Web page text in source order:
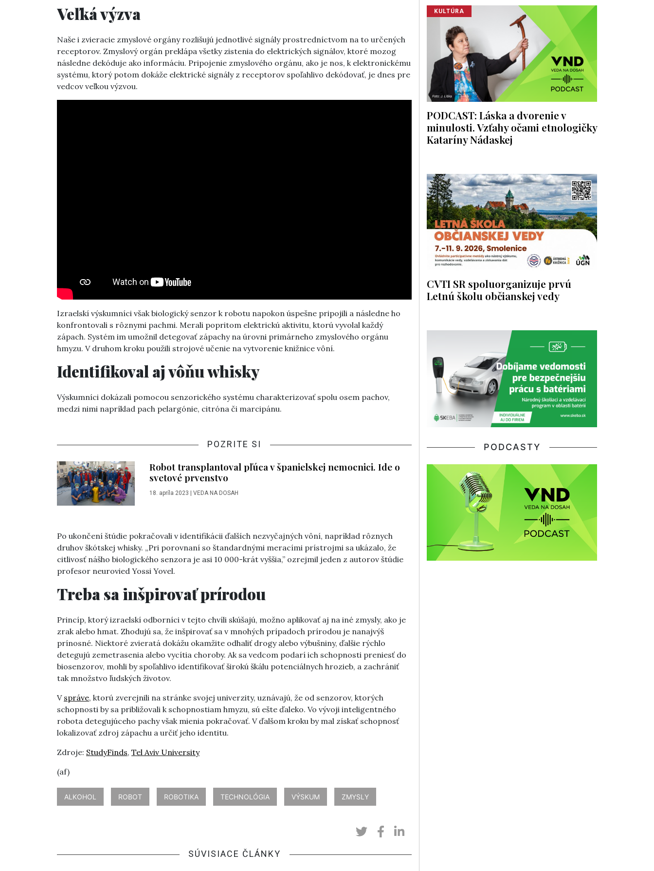
Veľká výzva
Naše i zvieracie zmyslové orgány rozlišujú jednotlivé signály prostredníctvom na to určených
receptorov. Zmyslový orgán preklápa všetky zistenia do elektrických signálov, ktoré mozog
následne dekóduje ako informáciu. Pripojenie zmyslového orgánu, ako je nos, k elektronickému
systému, ktorý potom dokáže elektrické signály z receptorov spoľahlivo dekódovať, je dnes pre
vedcov veľkou výzvou.
Izraelskí výskumníci však biologický senzor k robotu napokon úspešne pripojili a následne ho
konfrontovali s rôznymi pachmi. Merali popritom elektrickú aktivitu, ktorú vyvolal každý
zápach. Systém im umožnil detegovať zápachy na úrovni primárneho zmyslového orgánu
hmyzu. V druhom kroku použili strojové učenie na vytvorenie knižnice vôní.
Identifikoval aj vôňu whisky
Výskumníci dokázali pomocou senzorického systému charakterizovať spolu osem pachov,
medzi nimi napríklad pach pelargónie, citróna či marcipánu.
POZRITE SI
Robot transplantoval pľúca v španielskej nemocnici. Ide o
svetové prvenstvo
18. apríla 2023 VEDA NA DOSAH
Po ukončení štúdie pokračovali v identifikácii ďalších nezvyčajných vôní, napríklad rôznych
druhov škótskej whisky. „Pri porovnaní so štandardnými meracími prístrojmi sa ukázalo, že
citlivosť nášho biologického senzora je asi 10 000-krát vyššia,” ozrejmil jeden z autorov štúdie
profesor neurovied Yossi Yovel.
Treba sa inšpirovať prírodou
Princíp, ktorý izraelskí odborníci v tejto chvíli skúšajú, možno aplikovať aj na iné zmysly, ako je
zrak alebo hmat. Zhodujú sa, že inšpirovať sa v mnohých prípadoch prírodou je nanajvýš
prínosné. Niektoré zvieratá dokážu okamžite odhaliť drogy alebo výbušniny, ďalšie rýchlo
detegujú zemetrasenia alebo vycítia choroby. Ak sa vedcom podarí ich schopnosti preniesť do
biosenzorov, mohli by spoľahlivo identifikovať širokú škálu potenciálnych hrozieb, a zachrániť
tak množstvo ľudských životov.
V správe, ktorú zverejnili na stránke svojej univerzity, uznávajú, že od senzorov, ktorých
schopnosti by sa približovali k schopnostiam hmyzu, sú ešte ďaleko. Vo vývoji inteligentného
robota detegujúceho pachy však mienia pokračovať. V ďalšom kroku by mal získať schopnosť
lokalizovať zdroj zápachu a určiť jeho identitu.
Zdroje: StudyFinds, Tel Aviv University
(af)
ALKOHOL ROBOT ROBOTIKA TECHNOLÓGIA VÝSKUM ZMYSLY
SÚVISIACE ČLÁNKY
KULTÚRA
PODCAST: Láska a dvorenie v
minulosti. Vzťahy očami etnologičky
Kataríny Nádaskej
CVTI SR spoluorganizuje prvú
Letnú školu občianskej vedy
PODCASTY